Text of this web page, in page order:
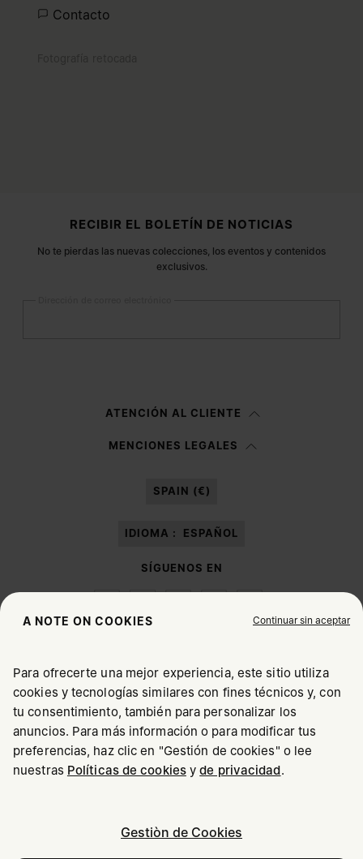
Contacto
RECIBIR EL BOLETÍN DE NOTICIAS
No te pierdas las nuevas colecciones, los eventos y contenidos
exclusivos.
nota informativa, autorizo a Margiela S.A.S.U. al
ATENCIÓN AL CLIENTE
MENCIONES LEGALES
SPAIN (€)
IDIOMA : ESPAÑOL
SÍGUENOS EN
Maison Margiela MM6
Maison Margiela forma parte del grupo OTB
SELECCIONA TU UBICACIÓN
Parece que te encuentras en United States. ¿Deseas
actualizar tu ubicación?
United States
A NOTE ON COOKIES Continuar sin aceptar
Para ofrecerte una mejor experiencia, este sitio utiliza
cookies y tecnologías similares con fines técnicos y, con
tu consentimiento, también para personalizar los
anuncios. Para más información o para modificar tus
preferencias, haz clic en "Gestión de cookies" o lee
nuestras Políticas de cookiesyde privacidad.
Gestiòn de Cookies